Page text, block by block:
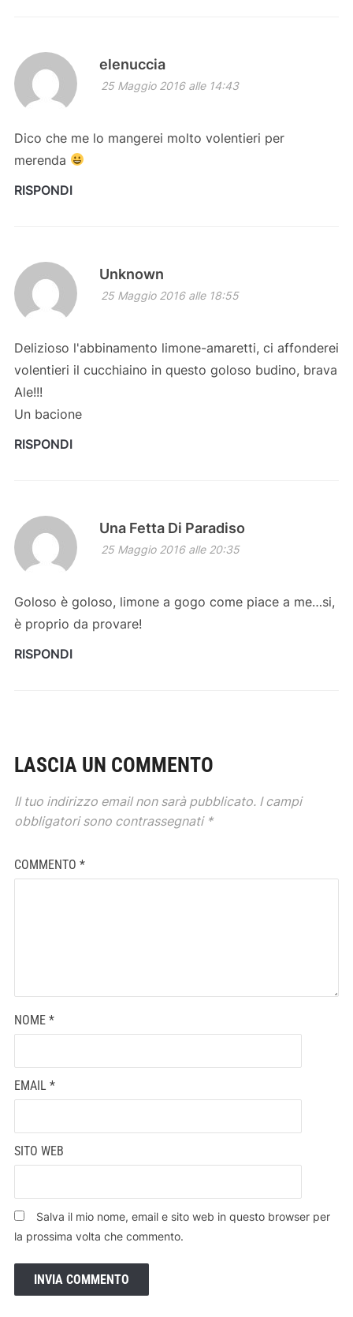
elenuccia
25 Maggio 2016 alle 14:43
Dico che me lo mangerei molto volentieri per
merenda
RISPONDI
Unknown
25 Maggio 2016 alle 18:55
Delizioso l'abbinamento limone-amaretti, ci affonderei
volentieri il cucchiaino in questo goloso budino, brava
Ale!!!
Un bacione
RISPONDI
Una Fetta Di Paradiso
25 Maggio 2016 alle 20:35
Goloso è goloso, limone a gogo come piace a me…si,
è proprio da provare!
RISPONDI
LASCIA UN COMMENTO
Il tuo indirizzo email non sarà pubblicato. I campi
obbligatori sono contrassegnati *
COMMENTO *
NOME *
EMAIL *
SITO WEB
Salva il mio nome, email e sito web in questo browser per
la prossima volta che commento.